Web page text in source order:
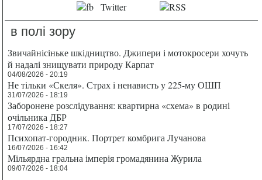
в полі зору
Звичайнісіньке шкідництво. Джипери і мотокросери хочуть
й надалі знищувати природу Карпат
04/08/2026 - 20:19
Не тільки «Скеля». Страх і ненависть у 225-му ОШП
31/07/2026 - 18:19
Заборонене розслідування: квартирна «схема» в родині
очільника ДБР
17/07/2026 - 18:27
Психопат-городник. Портрет комбрига Лучанова
16/07/2026 - 16:42
Мільярдна гральна імперія громадянина Журила
09/07/2026 - 18:04